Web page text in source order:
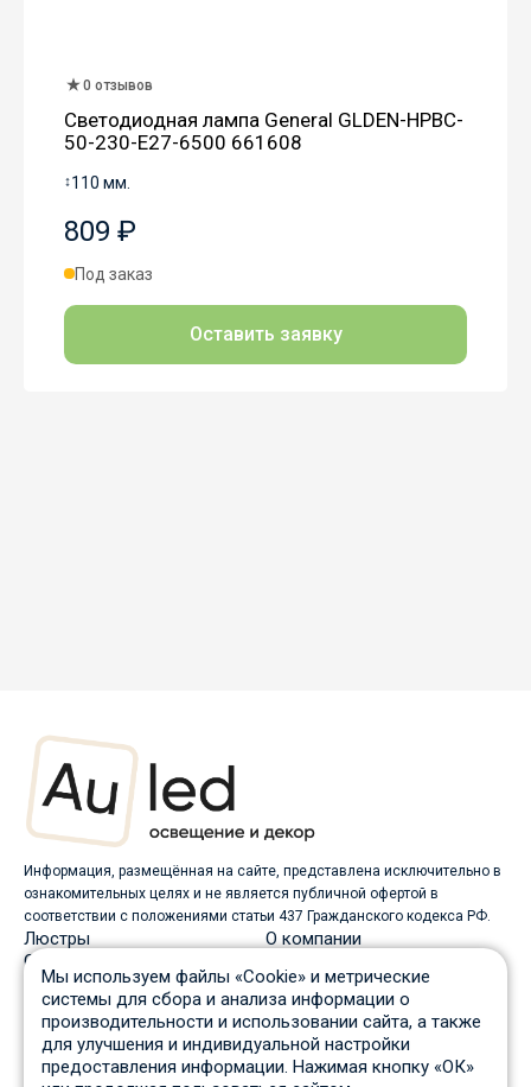
0 отзывов
Светодиодная лампа General GLDEN-HPBC-
50-230-E27-6500 661608
↕110 мм.
809 ₽
Под заказ
Оставить заявку
Информация, размещённая на сайте, представлена исключительно в
ознакомительных целях и не является публичной офертой в
соответствии с положениями статьи 437 Гражданского кодекса РФ.
Люстры
О компании
Светильники
Бра
Оплата
Торшеры
Скидки
Споты
Вопрос-ответ
Настольные лампы
Гарантия и возврат
Уличные светильники
Статьи
Мы используем файлы «Cookie» и метрические
системы для сбора и анализа информации о
производительности и использовании сайта, а также
для улучшения и индивидуальной настройки
предоставления информации. Нажимая кнопку «ОК»